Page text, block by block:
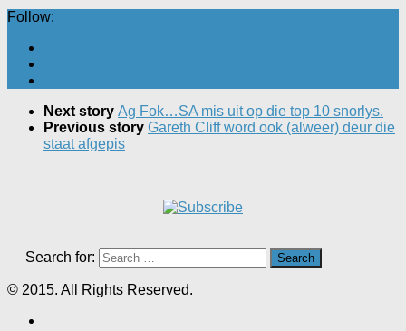
Follow:
Next story Ag Fok…SA mis uit op die top 10 snorlys.
Previous story Gareth Cliff word ook (alweer) deur die
staat afgepis
Search for:
© 2015. All Rights Reserved.